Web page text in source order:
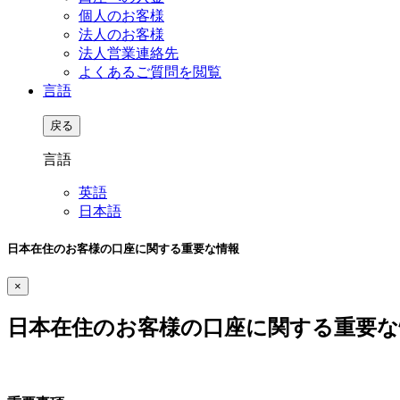
個人のお客様
法人のお客様
法人営業連絡先
よくあるご質問を閲覧
言語
戻る
言語
英語
日本語
日本在住のお客様の口座に関する重要な情報
×
日本在住のお客様の口座に関する重要